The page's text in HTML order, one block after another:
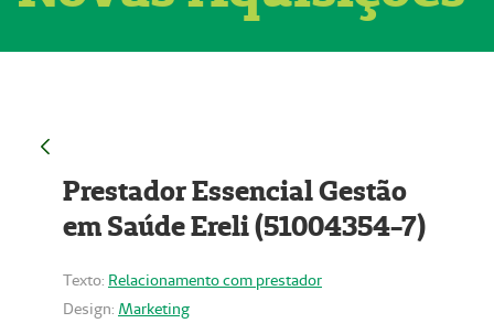
Prestador Essencial Gestão
em Saúde Ereli (51004354-7)
Texto: Relacionamento com prestador
Design: Marketing